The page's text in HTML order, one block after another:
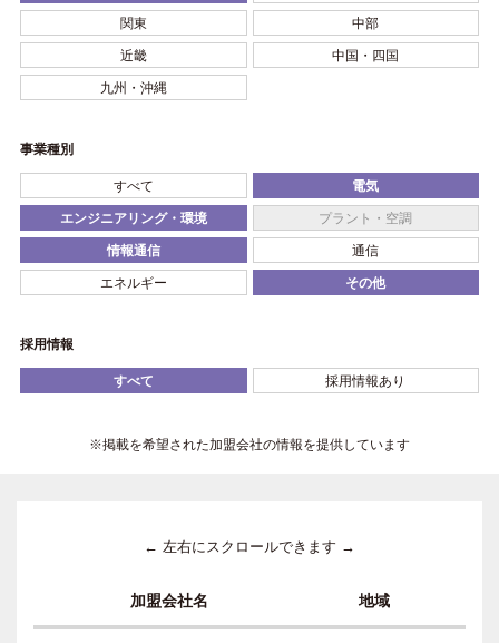
関東 中部
近畿 中国・四国
九州・沖縄
事業種別
すべて 電気
エンジニアリング・環境 プラント・空調
情報通信 通信
エネルギー その他
採用情報
すべて 採用情報あり
※掲載を希望された加盟会社の情報を提供しています
← 左右にスクロールできます →
加盟会社名 地域